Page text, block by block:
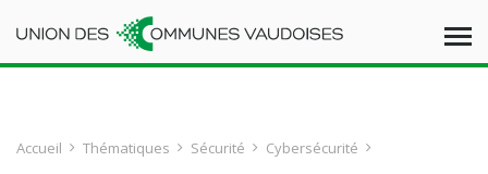
Accueil Thématiques Sécurité Cybersécurité